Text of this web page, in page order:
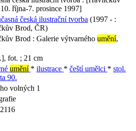
října-7. prosince 1997]
česká ilustrační tvorba (1997 - :
Brod, ČR)
Brod : Galerie výtvarného umění,
fot. ; 21 cm
umění * ilustrace * čeští umělci * stol.
90.
volných 1